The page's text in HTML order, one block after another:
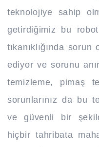
teknolojiye sahip
getirdiğimiz bu
tıkanıklığında
ediyor ve sorunu
temizleme, pimaş
sorunlarınız da bu
ve güvenli bir
hiçbir tahribata